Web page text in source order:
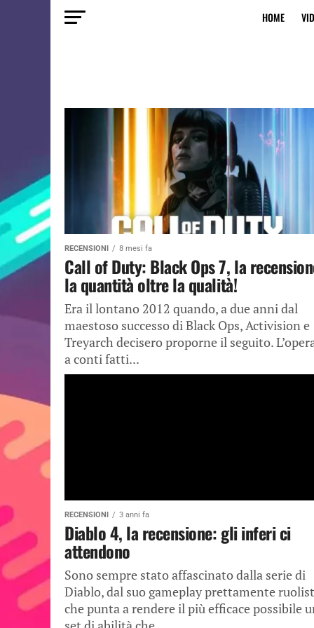
HOME
RECENSIONI 8 mesi fa
Call of Duty: Black Ops 7, la
la quantità oltre la qualità!
Era il lontano 2012 quando, a due anni dal
maestoso successo di Black Ops, Activision e
Treyarch decisero proporne il seguito.
a conti fatti...
RECENSIONI 3 anni fa
Diablo 4, la recensione: gli inferi ci
attendono
Sono sempre stato affascinato dalla serie di
Diablo, dal suo gameplay prettamente
che punta a rendere il più efficace possibile